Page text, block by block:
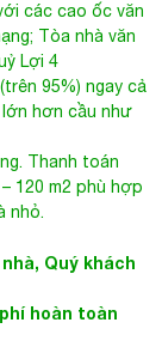
các cao ốc văn
Tòa nhà văn
Lợi 4
95%) ngay cả
hơn cầu như
Thanh toán
120 m2 phù hợp
nhỏ.
Quý khách
hoàn toàn